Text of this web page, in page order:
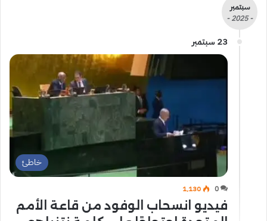
سبتمبر
- 2025 -
23 سبتمبر
خاطئ
0 1٬130
فيديو انسحاب الوفود من قاعة الأمم